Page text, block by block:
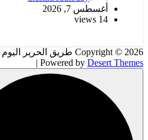
أغسطس 7, 2026
14 views
| Powered by Desert Themes